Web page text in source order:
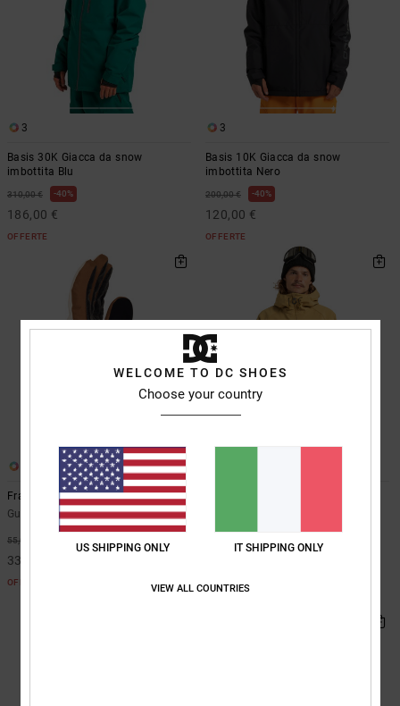
3
Basis 30K Giacca da snow
imbottita Blu
310,00 € 40%
186,00 €
OFFERTE
3
Basis 10K Giacca da snow
imbottita Nero
200,00 € 40%
120,00 €
OFFERTE
Franchise 10K
Guanti da neve tecnici Beige Uomo
55,00 €
33,00 €
OFFERTE
200,00 € 40%
WELCOME TO DC SHOES
Choose your country
US SHIPPING ONLY IT SHIPPING ONLY
VIEW ALL COUNTRIES